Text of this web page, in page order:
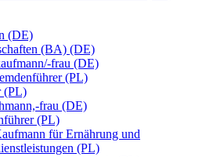
(DE)
(BA) (DE)
frau (DE)
(PL)
(PL)
frau (DE)
(PL)
für Ernährung und
(PL)